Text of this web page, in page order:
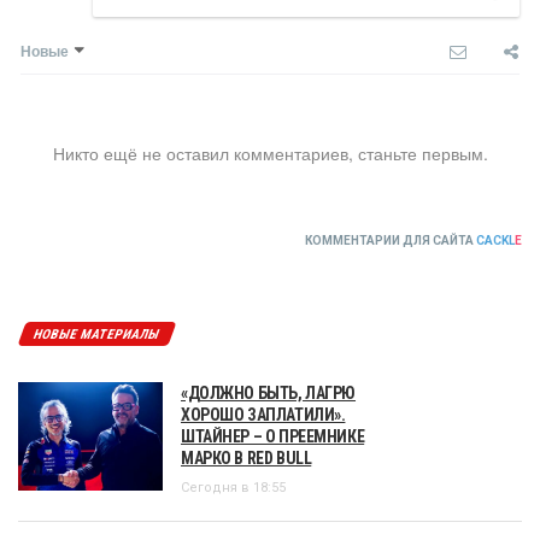
Новые
Никто ещё не оставил комментариев, станьте первым.
КОММЕНТАРИИ ДЛЯ САЙТА CACKLE
НОВЫЕ МАТЕРИАЛЫ
«ДОЛЖНО БЫТЬ, ЛАГРЮ
ХОРОШО ЗАПЛАТИЛИ».
ШТАЙНЕР – О ПРЕЕМНИКЕ
МАРКО В RED BULL
Сегодня в 18:55